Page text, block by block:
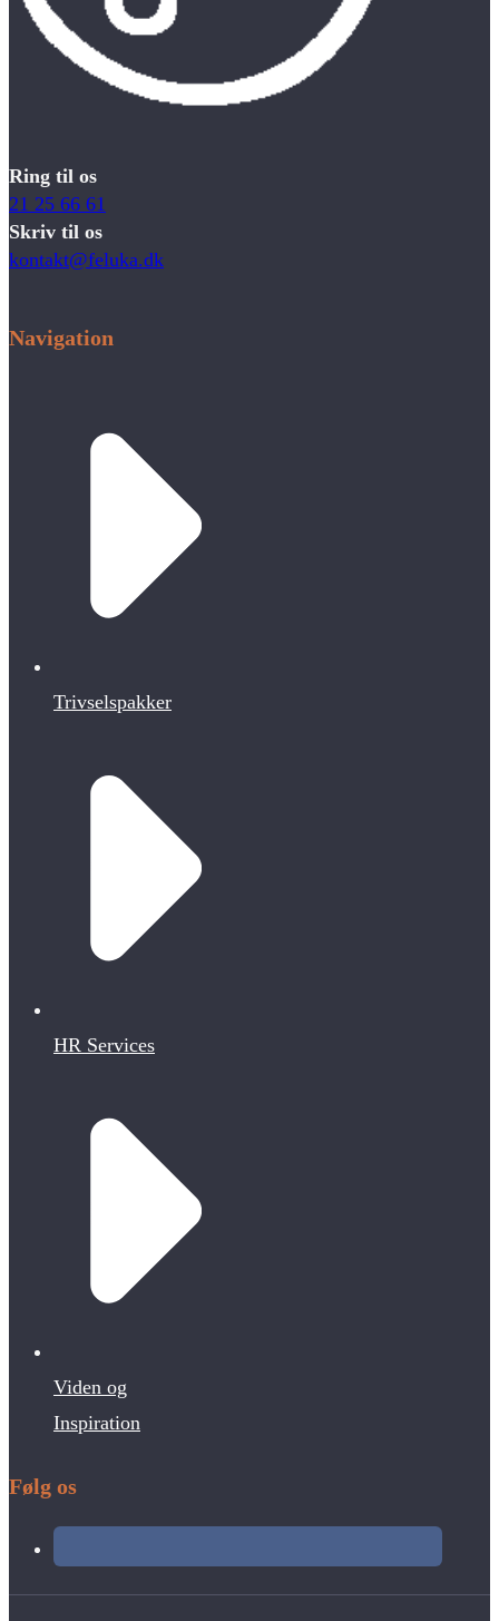
Ring til os
21 25 66 61
Skriv til os
kontakt@feluka.dk
Navigation
Trivselspakker
HR Services
Viden og
Inspiration
Følg os